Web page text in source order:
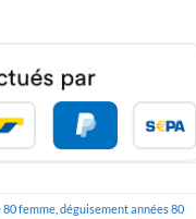
80 femme déguisement années 80